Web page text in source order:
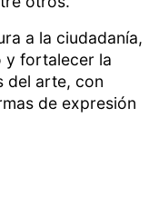
a la ciudadanía,
y fortalecer la
del arte, con
de expresión